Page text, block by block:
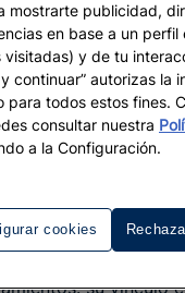
vivir
su vínculo
mostrarte publicidad,
en base a un perfil
y de tu
continuar” autorizas la
para todos estos fines.
consultar nuestra
a la Configuración.
cookies